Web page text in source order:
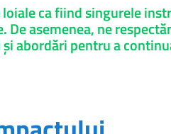
ca fiind singurele
De asemenea, ne
abordări pentru a